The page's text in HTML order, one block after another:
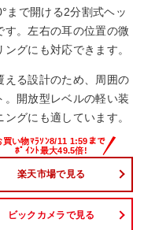
まで開ける2分割式ヘッ
す。左右の耳の位置の微
グにも対応できます。
える設計のため、周囲の
開放型レベルの軽い装
グにも適しています。
楽天市場で見る
ビックカメラで見る